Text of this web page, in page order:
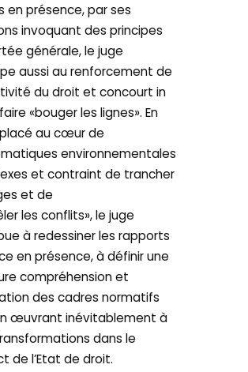
en présence, par ses
invoquant des principes
générale, le juge
aussi au renforcement de
du droit et concourt in
«bouger les lignes». En
au cœur de
environnementales
et contraint de trancher
et de
les conflits», le juge
à redessiner les rapports
en présence, à définir une
compréhension et
des cadres normatifs
œuvrant inévitablement à
dans le
de l’Etat de droit.